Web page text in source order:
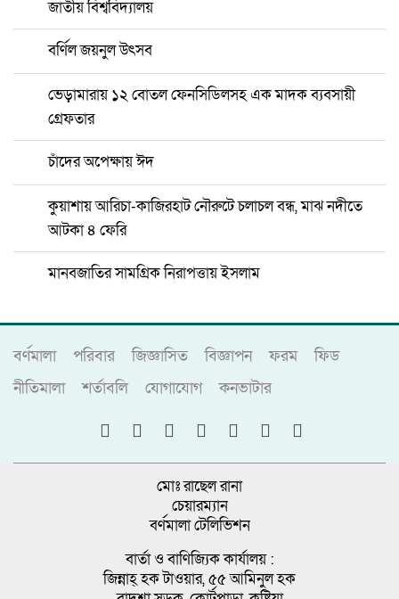
জাতীয় বিশ্ববিদ্যালয়
বর্ণিল জয়নুল উৎসব
ভেড়ামারায় ১২ বোতল ফেনসিডিলসহ এক মাদক ব্যবসায়ী
গ্রেফতার
চাঁদের অপেক্ষায় ঈদ
কুয়াশায় আরিচা-কাজিরহাট নৌরুটে চলাচল বন্ধ, মাঝ নদীতে
আটকা ৪ ফেরি
মানবজাতির সামগ্রিক নিরাপত্তায় ইসলাম
বর্ণমালা পরিবার জিজ্ঞাসিত বিজ্ঞাপন ফরম
ফিড
নীতিমালা
শর্তাবলি যোগাযোগ কনভাটার
মোঃ রাছেল রানা
চেয়ারম্যান
বর্ণমালা টেলিভিশন
বার্তা ও বাণিজ্যিক কার্যালয় :
জিন্নাহ্ হক টাওয়ার, ৫৫ আমিনুল হক